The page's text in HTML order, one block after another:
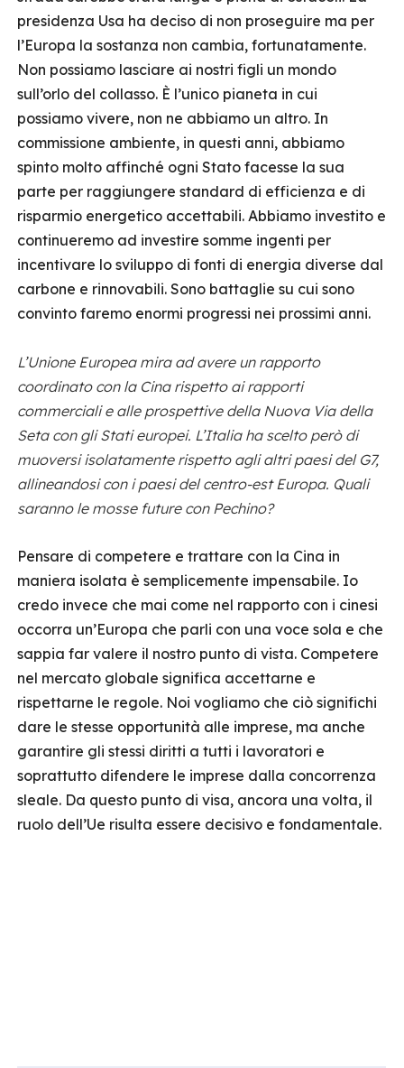
presidenza Usa ha deciso di non proseguire ma per
l’Europa la sostanza non cambia, fortunatamente.
Non possiamo lasciare ai nostri figli un mondo
sull’orlo del collasso. È l’unico pianeta in cui
possiamo vivere, non ne abbiamo un altro. In
commissione ambiente, in questi anni, abbiamo
spinto molto affinché ogni Stato facesse la sua
parte per raggiungere standard di efficienza e di
risparmio energetico accettabili. Abbiamo investito e
continueremo ad investire somme ingenti per
incentivare lo sviluppo di fonti di energia diverse dal
carbone e rinnovabili. Sono battaglie su cui sono
convinto faremo enormi progressi nei prossimi anni.
L’Unione Europea mira ad avere un rapporto
coordinato con la Cina rispetto ai rapporti
commerciali e alle prospettive della Nuova Via della
Seta con gli Stati europei. L’Italia ha scelto però di
muoversi isolatamente rispetto agli altri paesi del G7,
allineandosi con i paesi del centro-est Europa. Quali
saranno le mosse future con Pechino?
Pensare di competere e trattare con la Cina in
maniera isolata è semplicemente impensabile. Io
credo invece che mai come nel rapporto con i cinesi
occorra un’Europa che parli con una voce sola e che
sappia far valere il nostro punto di vista. Competere
nel mercato globale significa accettarne e
rispettarne le regole. Noi vogliamo che ciò significhi
dare le stesse opportunità alle imprese, ma anche
garantire gli stessi diritti a tutti i lavoratori e
soprattutto difendere le imprese dalla concorrenza
sleale. Da questo punto di visa, ancora una volta, il
ruolo dell’Ue risulta essere decisivo e fondamentale.